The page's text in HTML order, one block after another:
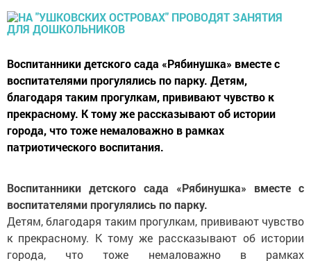
Воспитанники детского сада «Рябинушка» вместе с
воспитателями прогулялись по парку. Детям,
благодаря таким прогулкам, прививают чувство к
прекрасному. К тому же рассказывают об истории
города, что тоже немаловажно в рамках
патриотического воспитания.
Воспитанники детского сада «Рябинушка» вместе с
воспитателями прогулялись по парку.
Детям, благодаря таким прогулкам, прививают чувство
к прекрасному. К тому же рассказывают об истории
города, что тоже немаловажно в рамках